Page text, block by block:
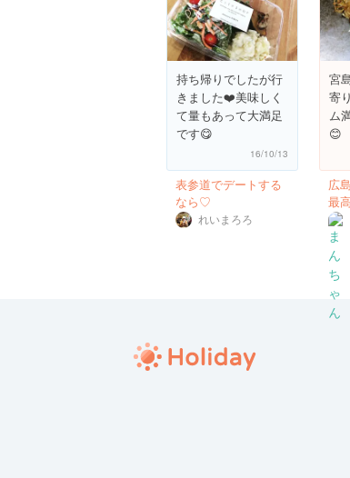
持ち帰りでしたが行
きました❤️美味しく
て量もあって大満足
です😋
16/10/13
表参道でデートする
なら♡
れいまろろ
宮
寄
ム
😊
広
最